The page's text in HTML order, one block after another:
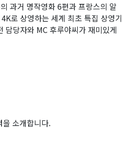
과거 명작영화 6편과 프랑스의 알
로 상영하는 세계 최초 특집 상영기
당자와 MC 후루야씨가 재미있게
소개합니다.